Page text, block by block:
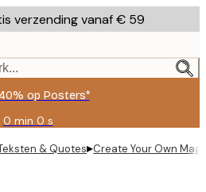
verzending vanaf € 59
op Posters*
0 min 0 s
Geldig
tot:
2026-
& Quotes▸Create Your Own